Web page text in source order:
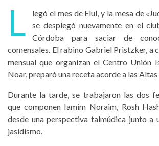
L
legó el mes de Elul, y la mesa de
se desplegó nuevamente en el
Córdoba para saciar de
comensales. El rabino Gabriel Pristzker, a
mensual que organizan el Centro Unión
Noar, preparó una receta acorde a las
Durante la tarde, se trabajaron las dos
que componen Iamim Noraim, Rosh
desde una perspectiva talmúdica junto a
jasidismo.